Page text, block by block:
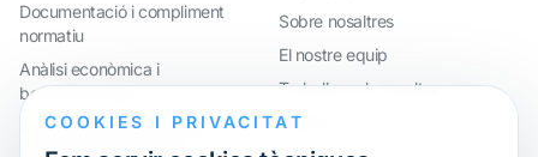
Documentació i compliment
normatiu
Anàlisi econòmica i
benchmarkings
Compliment internacional i
reorganització de grups
Sobre nosaltres
El nostre equip
Treballa amb nosaltres
Webinar
COOKIES I PRIVACITAT